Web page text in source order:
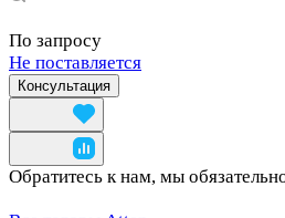
По запросу
Не поставляется
Консультация
Обратитесь к нам, мы